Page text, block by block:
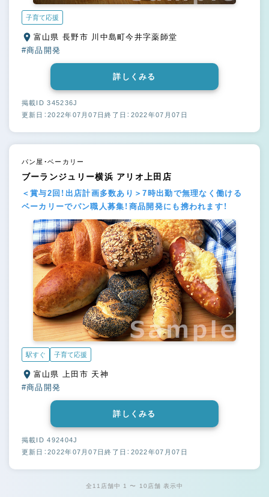
子育て応援
富山県 長野市 川中島町今井字薬師堂
#商品開発
詳しくみる
掲載ID 345236J
更新日：2022年07月07日終了日：2022年07月07日
パン屋・ベーカリー
ブーランジュリー横浜 アリオ上田店
＜賞与2回！出店計画多数あり＞7時出勤で無理なく働ける
ベーカリーでパン職人募集！商品開発にも携われます！
駅すぐ 子育て応援
富山県 上田市 天神
#商品開発
詳しくみる
掲載ID 492404J
更新日：2022年07月07日終了日：2022年07月07日
全11店舗中 1 〜 10店舗 表示中